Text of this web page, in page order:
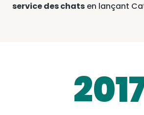
service des chats en lançant